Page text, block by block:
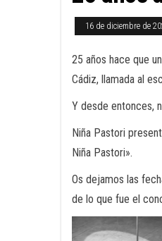
16 de diciembre de
25 años hace que
Cádiz, llamada al
Y desde entonces,
Niña Pastori
Niña Pastori».
Os dejamos las
de lo que fue el